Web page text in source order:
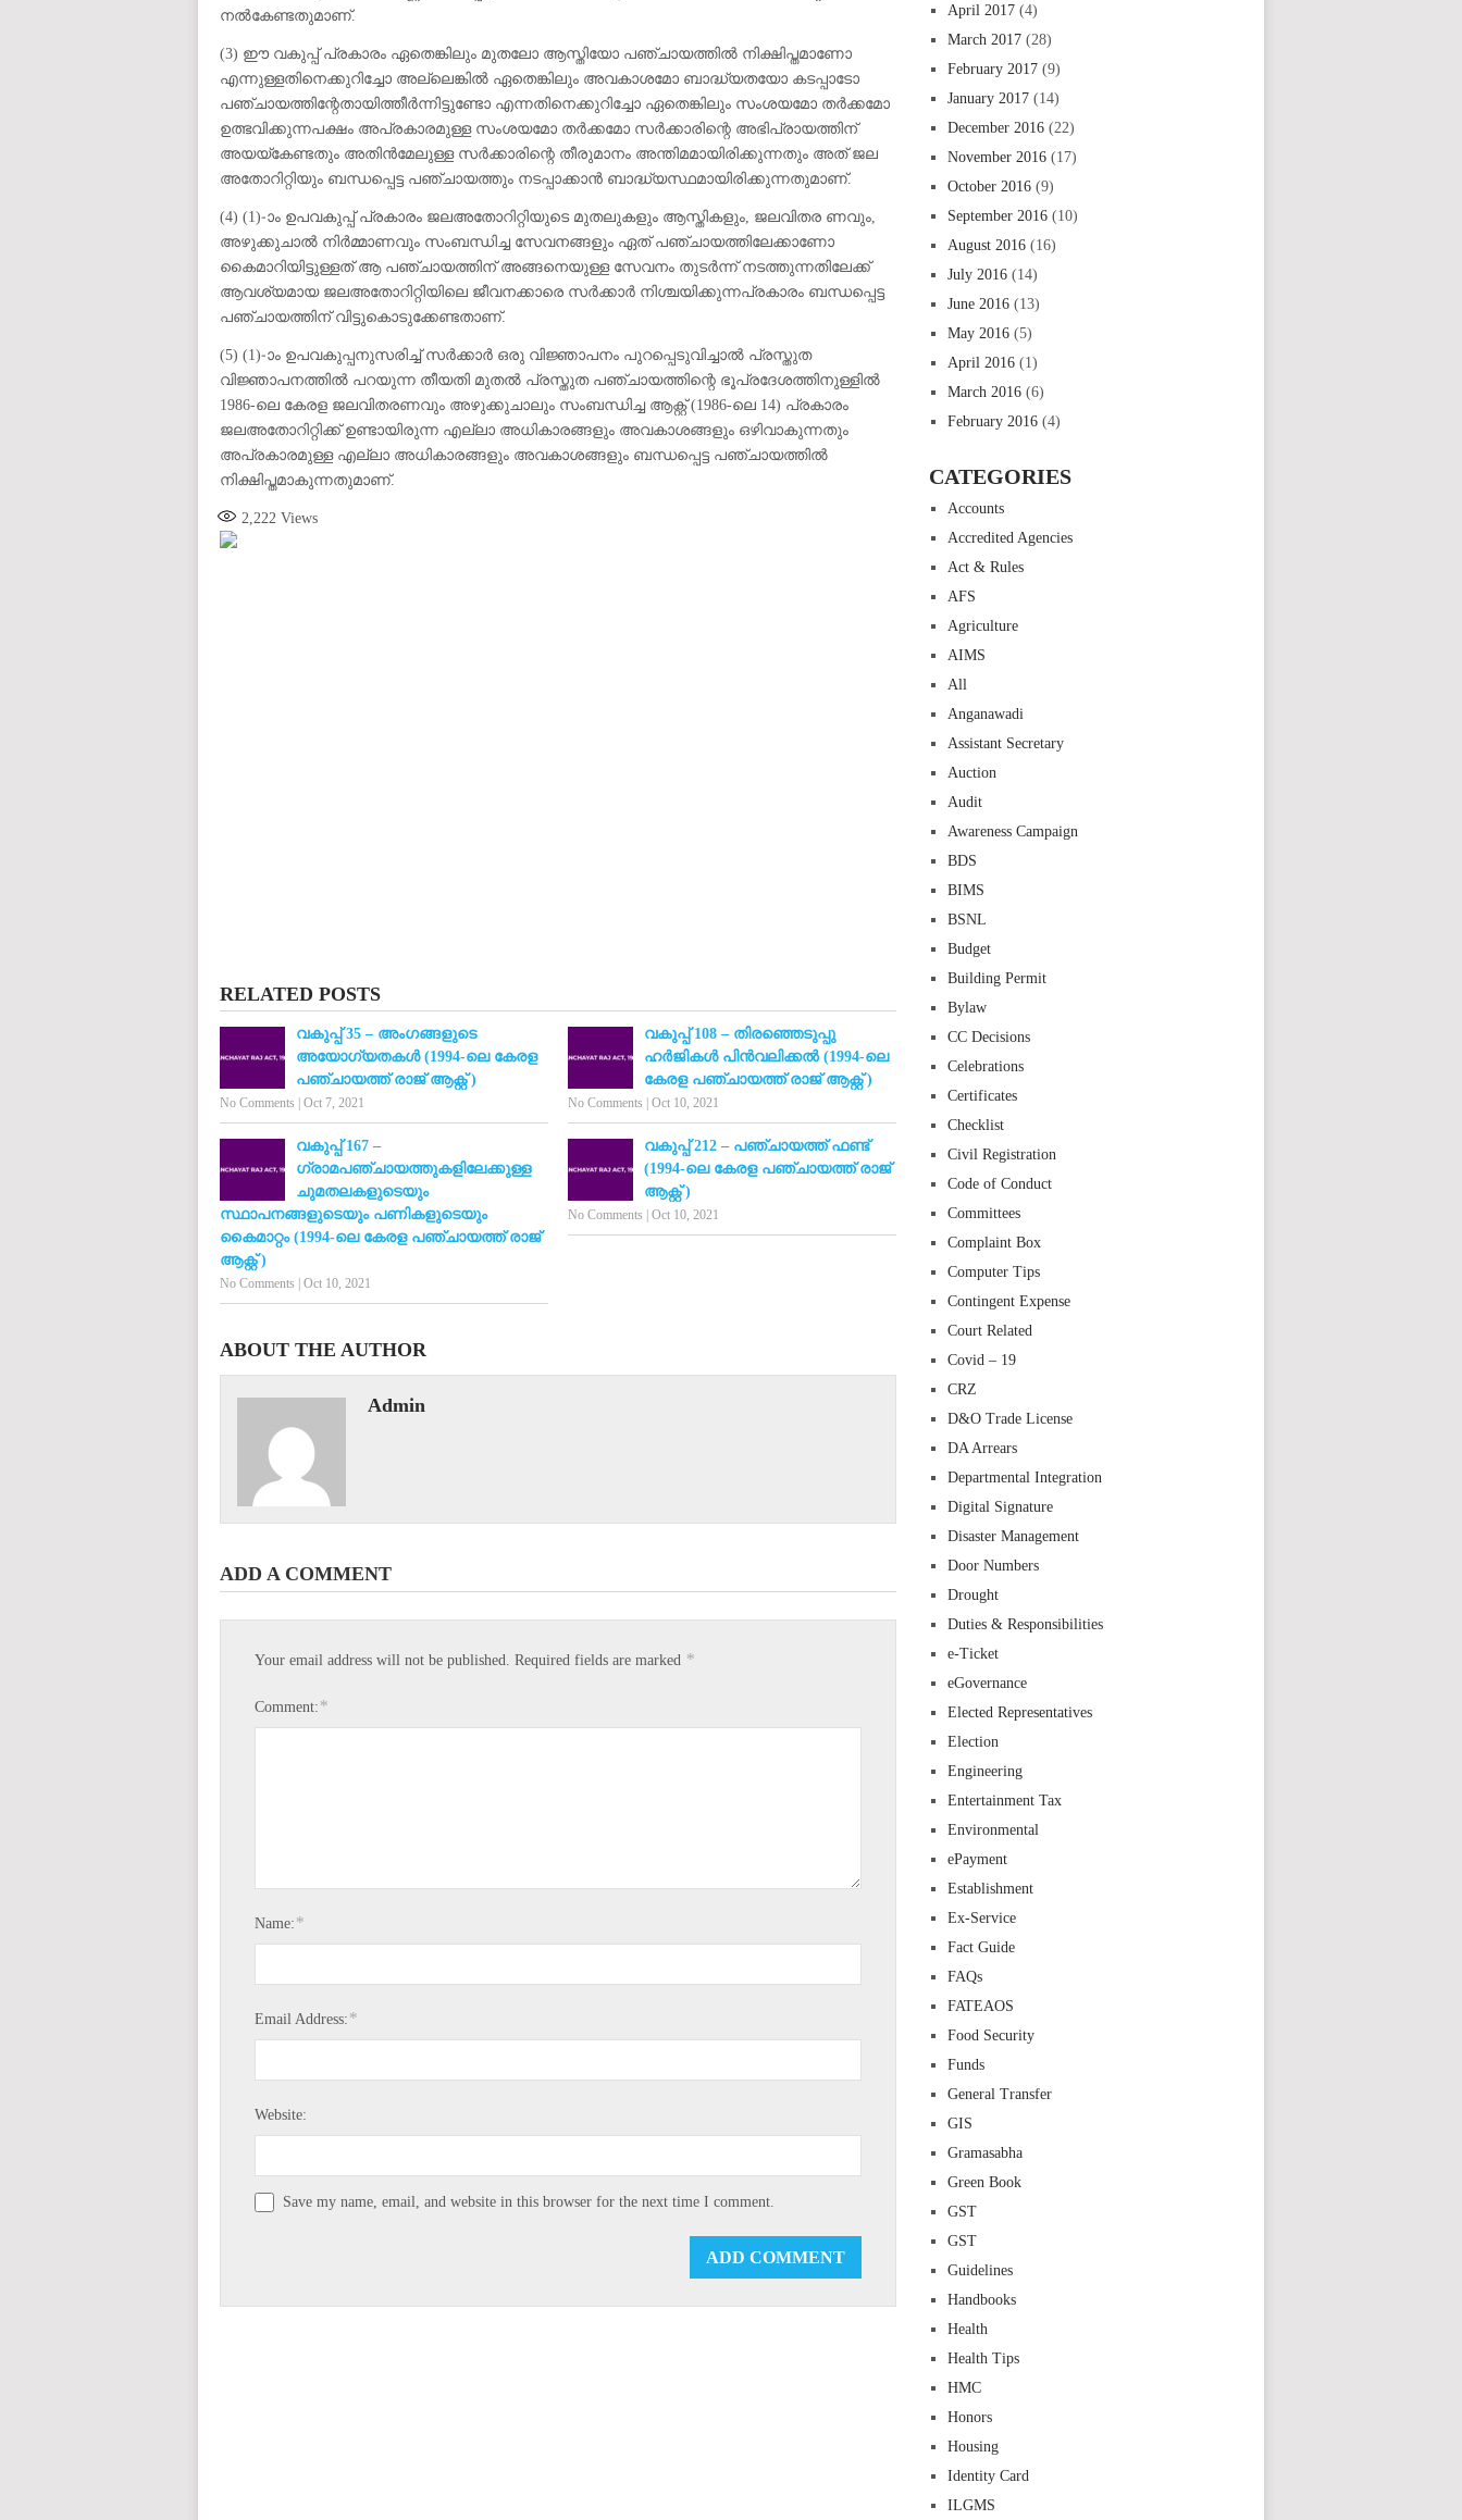
നൽകേണ്ടതുമാണ്.
(3) ഈ വകുപ്പ് പ്രകാരം ഏതെങ്കിലും മുതലോ ആസ്തിയോ പഞ്ചായത്തിൽ നിക്ഷിപ്തമാണോ
എന്നുള്ളതിനെക്കുറിച്ചോ അല്ലെങ്കിൽ ഏതെങ്കിലും അവകാശമോ ബാദ്ധ്യതയോ കടപ്പാടോ
പഞ്ചായത്തിന്റേതായിത്തീർന്നിട്ടുണ്ടോ എന്നതിനെക്കുറിച്ചോ ഏതെങ്കിലും സംശയമോ തർക്കമോ
ഉത്ഭവിക്കുന്നപക്ഷം അപ്രകാരമുള്ള സംശയമോ തർക്കമോ സർക്കാരിന്റെ അഭിപ്രായത്തിന്
അയയ്കേണ്ടതും അതിൻമേലുള്ള സർക്കാരിന്റെ തീരുമാനം അന്തിമമായിരിക്കുന്നതും അത് ജല
അതോറിറ്റിയും ബന്ധപ്പെട്ട പഞ്ചായത്തും നടപ്പാക്കാൻ ബാദ്ധ്യസ്ഥമായിരിക്കുന്നതുമാണ്.
(4) (1)-ാം ഉപവകുപ്പ് പ്രകാരം ജലഅതോറിറ്റിയുടെ മുതലുകളും ആസ്തികളും, ജലവിതര ണവും,
അഴുക്കുചാൽ നിർമ്മാണവും സംബന്ധിച്ച സേവനങ്ങളും ഏത് പഞ്ചായത്തിലേക്കാണോ
കൈമാറിയിട്ടുള്ളത് ആ പഞ്ചായത്തിന് അങ്ങനെയുള്ള സേവനം തുടർന്ന് നടത്തുന്നതിലേക്ക്
ആവശ്യമായ ജലഅതോറിറ്റിയിലെ ജീവനക്കാരെ സർക്കാർ നിശ്ചയിക്കുന്നപ്രകാരം ബന്ധപ്പെട്ട
പഞ്ചായത്തിന് വിട്ടുകൊടുക്കേണ്ടതാണ്.
(5) (1)-ാം ഉപവകുപ്പനുസരിച്ച് സർക്കാർ ഒരു വിജ്ഞാപനം പുറപ്പെടുവിച്ചാൽ പ്രസ്തുത
വിജ്ഞാപനത്തിൽ പറയുന്ന തീയതി മുതൽ പ്രസ്തുത പഞ്ചായത്തിന്റെ ഭൂപ്രദേശത്തിനുള്ളിൽ
1986-ലെ കേരള ജലവിതരണവും അഴുക്കുചാലും സംബന്ധിച്ച ആക്റ്റ് (1986-ലെ 14) പ്രകാരം
ജലഅതോറിറ്റിക്ക് ഉണ്ടായിരുന്ന എല്ലാ അധികാരങ്ങളും അവകാശങ്ങളും ഒഴിവാകുന്നതും
അപ്രകാരമുള്ള എല്ലാ അധികാരങ്ങളും അവകാശങ്ങളും ബന്ധപ്പെട്ട പഞ്ചായത്തിൽ
നിക്ഷിപ്തമാകുന്നതുമാണ്.
2,222 Views
RELATED POSTS
വകുപ്പ് 35 – അംഗങ്ങളുടെ
അയോഗ്യതകൾ (1994-ലെ കേരള
പഞ്ചായത്ത് രാജ് ആക്റ്റ് )
No Comments Oct 7, 2021
വകുപ്പ് 108 – തിരഞ്ഞെടുപ്പു
ഹർജികൾ പിൻവലിക്കൽ (1994-ലെ
കേരള പഞ്ചായത്ത് രാജ് ആക്റ്റ് )
No Comments |Oct 10, 2021
വകുപ്പ് 167 –
ഗ്രാമപഞ്ചായത്തുകളിലേക്കുള്ള
ചുമതലകളുടെയും
സ്ഥാപനങ്ങളുടെയും പണികളുടെയും
കൈമാറ്റം (1994-ലെ കേരള പഞ്ചായത്ത് രാജ്
ആക്റ്റ് )
No Comments Oct 10, 2021
വകുപ്പ് 212 – പഞ്ചായത്ത് ഫണ്ട്
(1994-ലെ കേരള പഞ്ചായത്ത് രാജ്
ആക്റ്റ് )
No Comments |Oct 10, 2021
ABOUT THE AUTHOR
Admin
ADD A COMMENT
Your email address will not be published. Required fields are marked *
Comment: *
Name: *
Email Address: *
Website:
Save my name, email, and website in this browser for the next time I comment.
April 2017 (4)
March 2017 (28)
February 2017 (9)
January 2017 (14)
December 2016 (22)
November 2016 (17)
October 2016 (9)
September 2016 (10)
August 2016 (16)
July 2016 (14)
June 2016 (13)
May 2016 (5)
April 2016 (1)
March 2016 (6)
February 2016 (4)
CATEGORIES
Accounts
Accredited Agencies
Act & Rules
AFS
Agriculture
AIMS
All
Anganawadi
Assistant Secretary
Auction
Audit
Awareness Campaign
BDS
BIMS
BSNL
Budget
Building Permit
Bylaw
CC Decisions
Celebrations
Certificates
Checklist
Civil Registration
Code of Conduct
Committees
Complaint Box
Computer Tips
Contingent Expense
Court Related
Covid – 19
CRZ
D&O Trade License
DA Arrears
Departmental Integration
Digital Signature
Disaster Management
Door Numbers
Drought
Duties & Responsibilities
e-Ticket
eGovernance
Elected Representatives
Election
Engineering
Entertainment Tax
Environmental
ePayment
Establishment
Ex-Service
Fact Guide
FAQs
FATEAOS
Food Security
Funds
General Transfer
GIS
Gramasabha
Green Book
GST
GST
Guidelines
Handbooks
Health
Health Tips
HMC
Honors
Housing
Identity Card
ILGMS